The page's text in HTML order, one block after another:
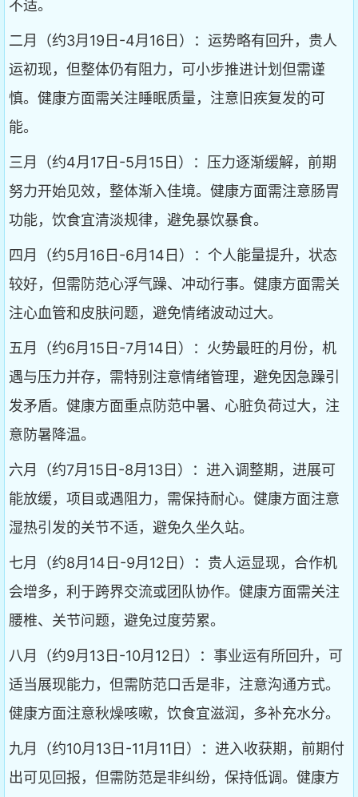
不适。
二月（约3月19日-4月16日）：运势略有回升，贵人
运初现，但整体仍有阻力，可小步推进计划但需谨
慎。健康方面需关注睡眠质量，注意旧疾复发的可
能。
三月（约4月17日-5月15日）：压力逐渐缓解，前期
努力开始见效，整体渐入佳境。健康方面需注意肠胃
功能，饮食宜清淡规律，避免暴饮暴食。
四月（约5月16日-6月14日）：个人能量提升，状态
较好，但需防范心浮气躁、冲动行事。健康方面需关
注心血管和皮肤问题，避免情绪波动过大。
五月（约6月15日-7月14日）：火势最旺的月份，机
遇与压力并存，需特别注意情绪管理，避免因急躁引
发矛盾。健康方面重点防范中暑、心脏负荷过大，注
意防暑降温。
六月（约7月15日-8月13日）：进入调整期，进展可
能放缓，项目或遇阻力，需保持耐心。健康方面注意
湿热引发的关节不适，避免久坐久站。
七月（约8月14日-9月12日）：贵人运显现，合作机
会增多，利于跨界交流或团队协作。健康方面需关注
腰椎、关节问题，避免过度劳累。
八月（约9月13日-10月12日）：事业运有所回升，可
适当展现能力，但需防范口舌是非，注意沟通方式。
健康方面注意秋燥咳嗽，饮食宜滋润，多补充水分。
九月（约10月13日-11月11日）：进入收获期，前期付
出可见回报，但需防范是非纠纷，保持低调。健康方